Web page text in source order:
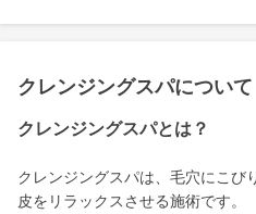
クレンジングスパについて
クレンジングスパとは？
クレンジングスパは、毛穴にこび
皮をリラックスさせる施術です。